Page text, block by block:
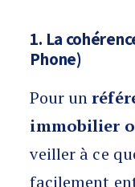
1. La
Phone)
Pour un
immobilier
veiller à ce
facilement